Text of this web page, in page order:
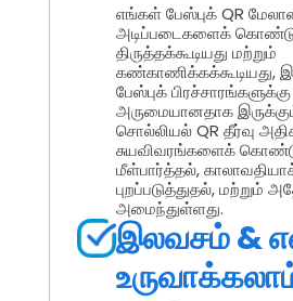
எங்கள் பேஸ்புக் QR
அடிப்படைகளைக்
திருத்தக்கூடியது மற்றும்
கண்காணிக்கக்கூடியது,
பேஸ்புக் பிரச்சாரங்களுக்கு
அருமையானதாக
சொல்லியல் QR தீர்வு
சுயவிவரங்களைக்
மீள்பார்த்தல்,
புறப்படுத்துதல், மற்றும்
அமைந்துள்ளது.
இலவசம் &